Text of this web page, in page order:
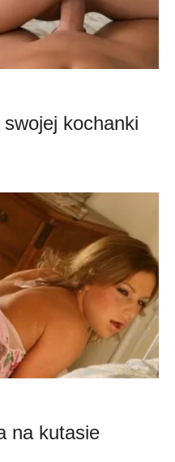
swojej kochanki
na kutasie